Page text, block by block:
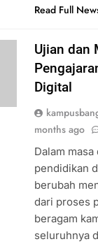
Read Full
Ujian dan
Digital
months ago
Dalam
pendidikan
berubah
dari proses
beragam
seluruhnya